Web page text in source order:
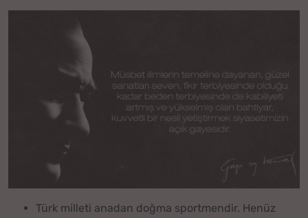
Türk milleti anadan doğma sportmendir. Henüz